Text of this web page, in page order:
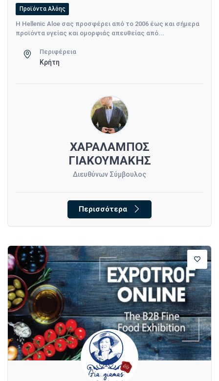
Προϊόντα Αλόης
Η Hellenic Aloe σας προσφέρει από το 2006 έως και σήμερα
προϊόντα υγείας και ομορφιάς απευθείας από...
Περιφέρεια
Κρήτη
ΧΑΡΑΛΑΜΠΟΣ
ΓΙΑΚΟΥΜΑΚΗΣ
Διευθύνων Σύμβουλος
Περισσότερα